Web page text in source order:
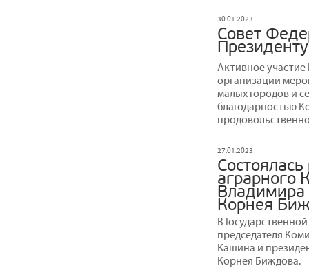
30.01.2023
Совет
Активное
организации
малых городов и
благодарностью
27.01.2023
аграрного
Корнея
В
председателя
Кашина и
Корнея Биждова.